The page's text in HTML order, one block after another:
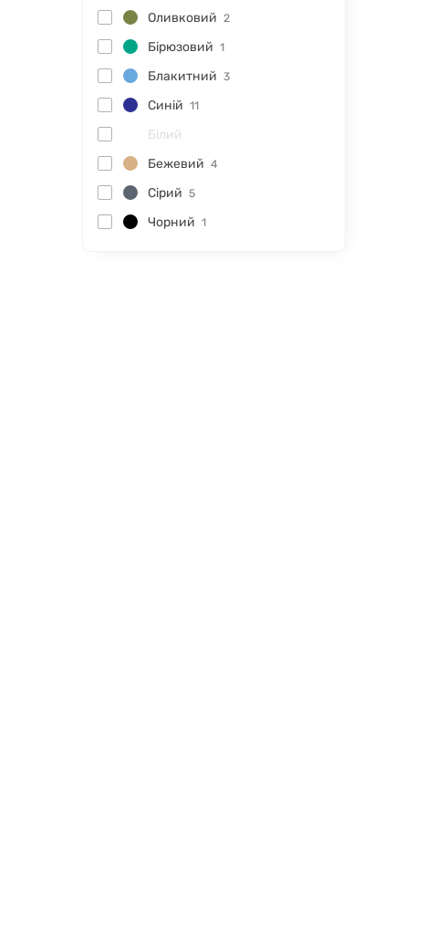
Оливковий 2
Бірюзовий 1
Блакитний 3
Синій 11
Білий
Бежевий 4
Сірий 5
Чорний 1